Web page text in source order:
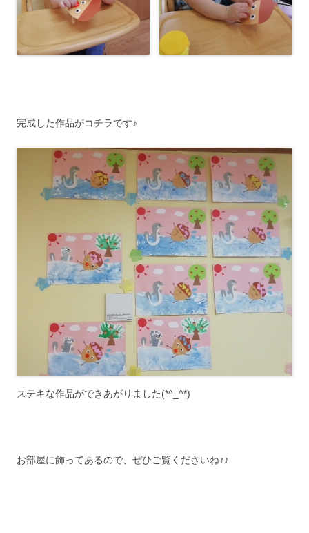
完成した作品がコチラです♪
ステキな作品ができあがりました(*^_^*)
お部屋に飾ってあるので、ぜひご覧くださいね♪♪